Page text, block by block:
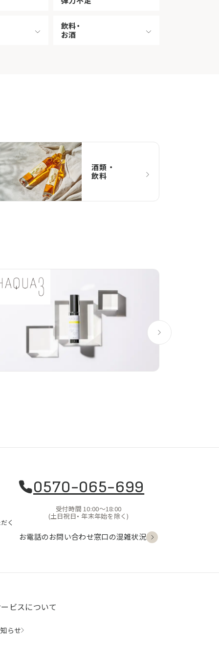
飲料・
お酒
酒類 ・
飲料
く
0570-065-699
受付時間 10:00〜18:00
(土日祝日・ 年末年始を除く)
お電話のお問い合わせ窓口の混雑状況
ビスについて
らせ